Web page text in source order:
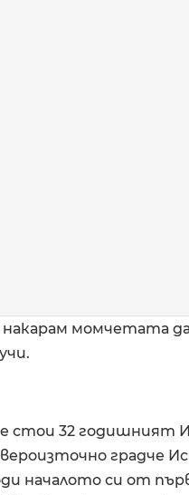
момчетата
стои 32 годишният
градче
началото си от